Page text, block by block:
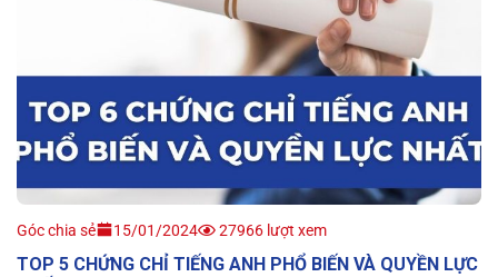
Góc chia sẻ 15/01/2024 27966 lượt xem
TOP 5 CHỨNG CHỈ TIẾNG ANH PHỔ BIẾN VÀ QUYỀN LỰC